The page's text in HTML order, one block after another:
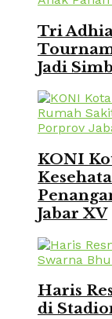
Tri
Jadi
KONI
Jabar XV
Haris
di